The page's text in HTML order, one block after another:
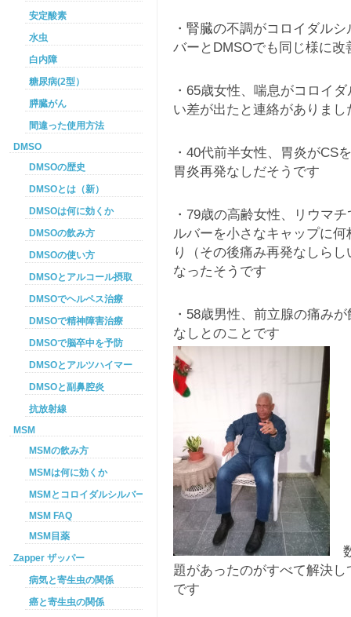
・腎臓の不調がコロイダル
バーとDMSOでも同じ様に改
・65歳女性、喘息がコロイ
い差が出たと連絡がありま
・40代前半女性、胃炎がCS
胃炎再発なしだそうです
・79歳の高齢女性、リウマ
ルバーを小さなキャップに
り（その後痛み再発なしら
なったそうです
・58歳男性、前立腺の痛み
なしとのことです
題があったのがすべて解決
です
安定酸素
水虫
白内障
糖尿病(2型）
膵臓がん
間違った使用方法
DMSO
DMSOの歴史
DMSOとは（新）
DMSOは何に効くか
DMSOの飲み方
DMSOの使い方
DMSOとアルコール摂取
DMSOでヘルペス治療
DMSOで精神障害治療
DMSOで脳卒中を予防
DMSOとアルツハイマー
DMSOと副鼻腔炎
抗放射線
MSM
MSMの飲み方
MSMは何に効くか
MSMとコロイダルシルバーを使った癌プロトコル
MSM FAQ
MSM目薬
Zapper ザッパー
病気と寄生虫の関係
癌と寄生虫の関係